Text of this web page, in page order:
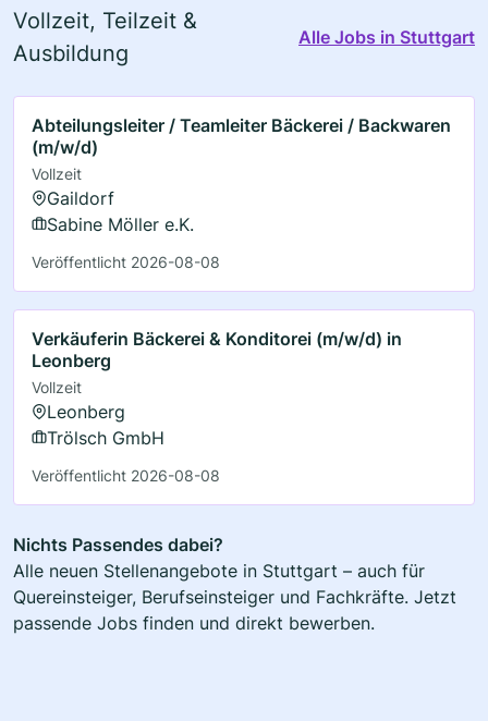
Vollzeit, Teilzeit &
Ausbildung
Alle Jobs in Stuttgart
Abteilungsleiter / Teamleiter Bäckerei / Backwaren
(m/w/d)
Vollzeit
Gaildorf
Sabine Möller e.K.
Veröffentlicht 2026-08-08
Verkäuferin Bäckerei & Konditorei (m/w/d) in
Leonberg
Vollzeit
Leonberg
Trölsch GmbH
Veröffentlicht 2026-08-08
Nichts Passendes dabei?
Alle neuen Stellenangebote in Stuttgart – auch für
Quereinsteiger, Berufseinsteiger und Fachkräfte. Jetzt
passende Jobs finden und direkt bewerben.